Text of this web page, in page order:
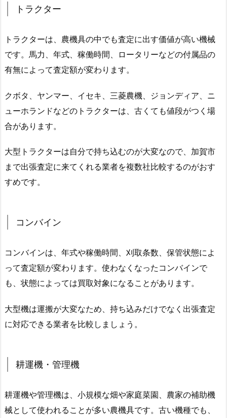
トラクター
トラクターは、農機具の中でも査定に出す価値が高い機械
です。馬力、年式、稼働時間、ロータリーなどの付属品の
有無によって査定額が変わります。
クボタ、ヤンマー、イセキ、三菱農機、ジョンディア、ニ
ューホランドなどのトラクターは、古くても値段がつく場
合があります。
大型トラクターは自分で持ち込むのが大変なので、加賀市
まで出張査定に来てくれる業者を複数社比較するのがおす
すめです。
コンバイン
コンバインは、年式や稼働時間、刈取条数、保管状態によ
って査定額が変わります。使わなくなったコンバインで
も、状態によっては買取対象になることがあります。
大型機は運搬が大変なため、持ち込みだけでなく出張査定
に対応できる業者を比較しましょう。
耕運機・管理機
耕運機や管理機は、小規模な畑や家庭菜園、農家の補助機
械として使われることが多い農機具です。古い機種でも、